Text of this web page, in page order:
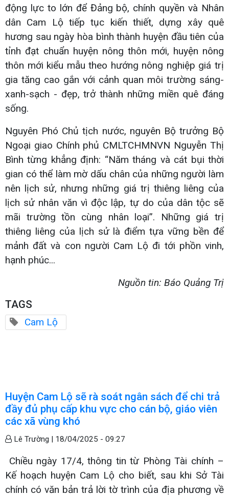
động lực to lớn để Đảng bộ, chính quyền và Nhân
dân Cam Lộ tiếp tục kiến thiết, dựng xây quê
hương sau ngày hòa bình thành huyện đầu tiên của
tỉnh đạt chuẩn huyện nông thôn mới, huyện nông
thôn mới kiểu mẫu theo hướng nông nghiệp giá trị
gia tăng cao gắn với cảnh quan môi trường sáng-
xanh-sạch - đẹp, trở thành những miền quê đáng
sống.
Nguyên Phó Chủ tịch nước, nguyên Bộ trưởng Bộ
Ngoại giao Chính phủ CMLTCHMNVN Nguyễn Thị
Bình từng khẳng định: “Năm tháng và cát bụi thời
gian có thể làm mờ dấu chân của những người làm
nên lịch sử, nhưng những giá trị thiêng liêng của
lịch sử nhân văn vì độc lập, tự do của dân tộc sẽ
mãi trường tồn cùng nhân loại”. Những giá trị
thiêng liêng của lịch sử là điểm tựa vững bền để
mảnh đất và con người Cam Lộ đi tới phồn vinh,
hạnh phúc...
Nguồn tin: Báo Quảng Trị
TAGS
Cam Lộ
Huyện Cam Lộ sẽ rà soát ngân sách để chi trả
đầy đủ phụ cấp khu vực cho cán bộ, giáo viên
các xã vùng khó
Lê Trường | 18/04/2025 - 09:27
Chiều ngày 17/4, thông tin từ Phòng Tài chính –
Kế hoạch huyện Cam Lộ cho biết, sau khi Sở Tài
chính có văn bản trả lời tờ trình của địa phương về